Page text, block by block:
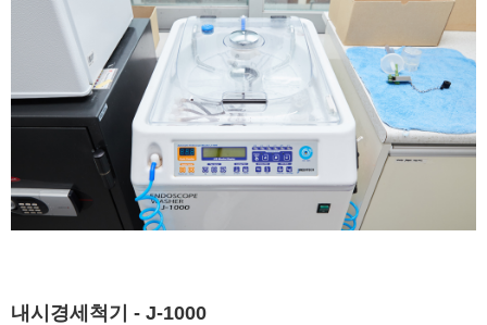
내시경세척기 - J-1000